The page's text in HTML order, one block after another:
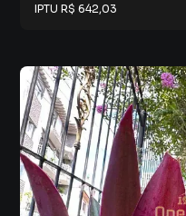
IPTU R$ 642,03